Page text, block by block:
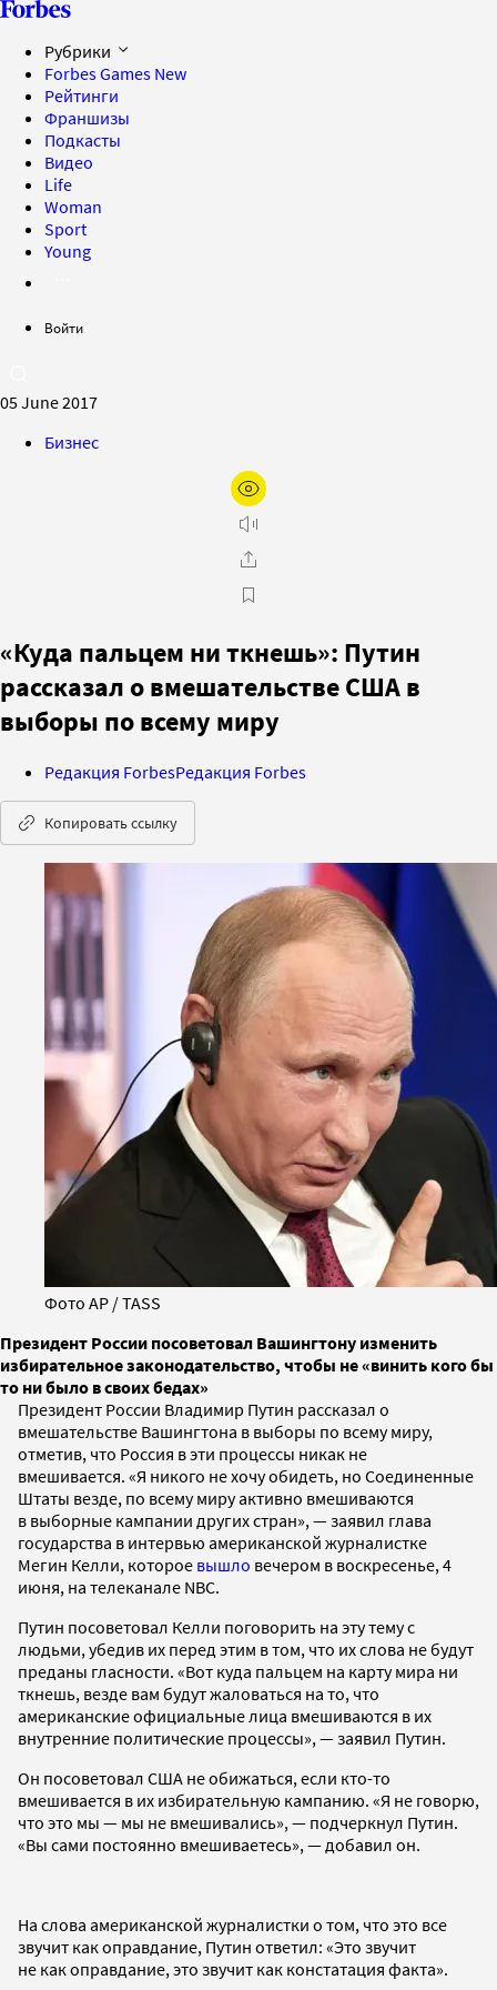
Рубрики
Forbes Games New
Рейтинги
Франшизы
Подкасты
Видео
Life
Woman
Sport
Young
Войти
05 June 2017
Бизнес
«Куда пальцем ни ткнешь»: Путин
рассказал о вмешательстве США в
выборы по всему миру
Редакция ForbesРедакция Forbes
Копировать ссылку
Фото AP / TASS
Президент России посоветовал Вашингтону изменить
избирательное законодательство, чтобы не «винить кого бы
то ни было в своих бедах»
Президент России Владимир Путин рассказал о
вмешательстве Вашингтона в выборы по всему миру,
отметив, что Россия в эти процессы никак не
вмешивается. «Я никого не хочу обидеть, но Соединенные
Штаты везде, по всему миру активно вмешиваются
в выборные кампании других стран», — заявил глава
государства в интервью американской журналистке
Мегин Келли, которое вышло вечером в воскресенье, 4
июня, на телеканале NBC.
Путин посоветовал Келли поговорить на эту тему с
людьми, убедив их перед этим в том, что их слова не будут
преданы гласности. «Вот куда пальцем на карту мира ни
ткнешь, везде вам будут жаловаться на то, что
американские официальные лица вмешиваются в их
внутренние политические процессы», — заявил Путин.
Он посоветовал США не обижаться, если кто-то
вмешивается в их избирательную кампанию. «Я не говорю,
что это мы — мы не вмешивались», — подчеркнул Путин.
«Вы сами постоянно вмешиваетесь», — добавил он.
На слова американской журналистки о том, что это все
звучит как оправдание, Путин ответил: «Это звучит
не как оправдание, это звучит как констатация факта».